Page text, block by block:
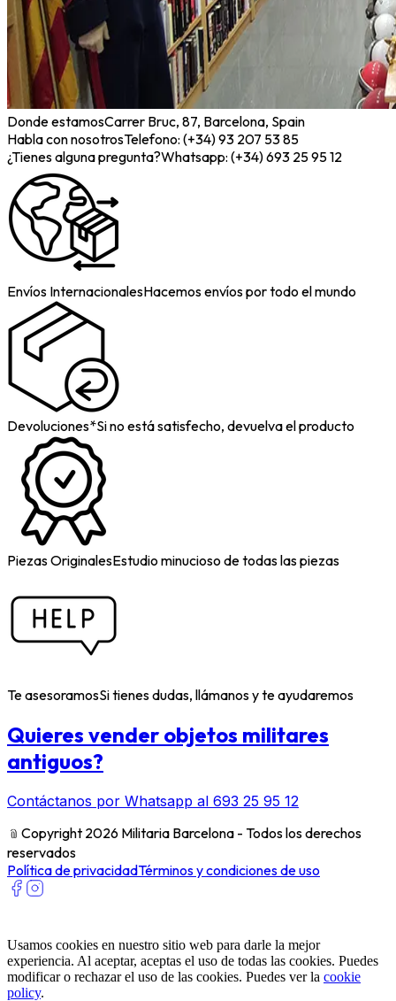
Donde estamosCarrer Bruc, 87, Barcelona, Spain
Habla con nosotrosTelefono: (+34) 93 207 53 85
¿Tienes alguna pregunta?Whatsapp: (+34) 693 25 95 12
Envíos InternacionalesHacemos envíos por todo el mundo
Devoluciones*Si no está satisfecho, devuelva el producto
Piezas OriginalesEstudio minucioso de todas las piezas
Te asesoramosSi tienes dudas, llámanos y te ayudaremos
Quieres vender objetos militares
antiguos?
Contáctanos por Whatsapp al 693 25 95 12
﹫ Copyright 2026 Militaria Barcelona - Todos los derechos
reservados
Política de privacidadTérminos y condiciones de uso
Usamos cookies en nuestro sitio web para darle la mejor
experiencia. Al aceptar, aceptas el uso de todas las cookies. Puedes
modificar o rechazar el uso de las cookies. Puedes ver la cookie
policy.